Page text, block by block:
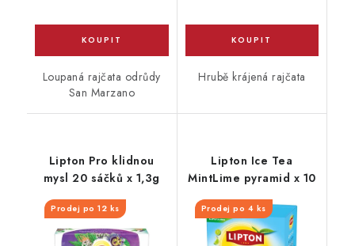
Loupaná rajčata odrůdy
San Marzano
Hrubě krájená rajčata
Lipton Pro klidnou
mysl 20 sáčků x 1,3g
Prodej po 12 ks
Lipton Ice Tea
MintLime pyramid x 10
Prodej po 4 ks